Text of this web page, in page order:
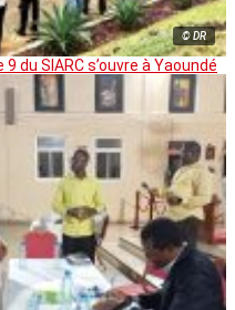
© DR
du SIARC s’ouvre à Yaoundé